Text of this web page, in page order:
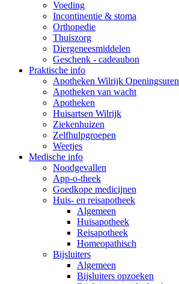
Voeding
Incontinentie & stoma
Orthopedie
Thuiszorg
Diergeneesmiddelen
Geschenk - cadeaubon
Praktische info
Apotheken Wilrijk Openingsuren
Apotheken van wacht
Apotheken
Huisartsen Wilrijk
Ziekenhuizen
Zelfhulpgroepen
Weetjes
Medische info
Noodgevallen
App-o-theek
Goedkope medicijnen
Huis- en reisapotheek
Algemeen
Huisapotheek
Reisapotheek
Homeopathisch
Bijsluiters
Algemeen
Bijsluiters opzoeken